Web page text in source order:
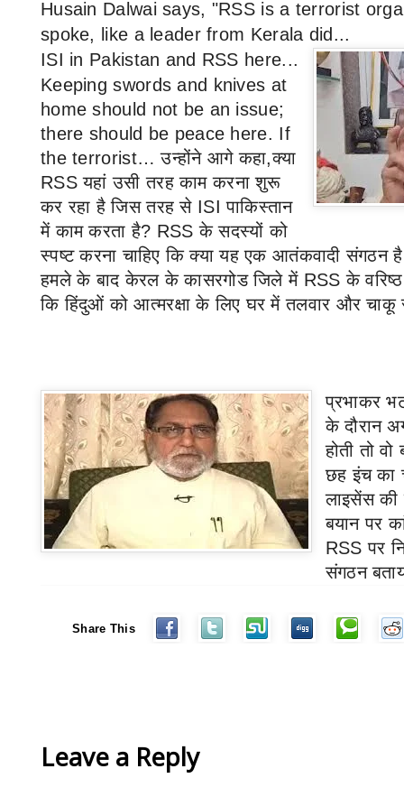
Husain Dalwai says, "RSS is a terrorist
spoke, like a leader from Kerala did...
ISI in Pakistan and RSS here...
Keeping swords and knives at
home should not be an issue;
there should be peace here. If
the terrorist…उन्होंने आगे कहा,क्या
RSSयहां उसी तरह काम करना शुरू
कर रहा है जिस तरह से ISI पाकिस्तान
में काम करता है? RSS के सदस्यों को
स्पष्ट करना चाहिए कि क्या यह एक आतंकवादी संगठन
हमले के बाद केरल के कासरगोड जिले में RSS के
कि हिंदुओं को आत्मरक्षा के लिए घर में तलवार और चाकू
प्रभाकर
के दौरान
होती तो
छह इंच का
लाइसेंस
बयान पर
RSS पर
संगठन
Share This
Leave a Reply